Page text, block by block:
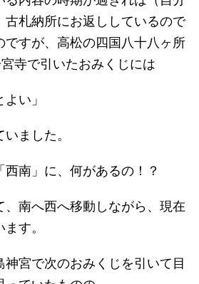
札納所にお返ししているので
ですが、高松の四国八十八ヶ所
寺で引いたおみくじには
い」
ました。
西南」に、何があるの！？
、南へ西へ移動しながら、現在
す。
宮で次のおみくじを引いて目